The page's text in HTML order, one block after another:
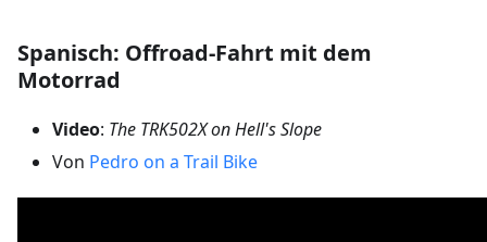
Spanisch: Offroad-Fahrt mit dem
Motorrad
Video: The TRK502X on Hell's Slope
Von Pedro on a Trail Bike